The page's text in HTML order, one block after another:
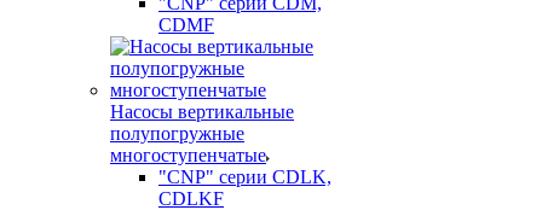
CDMF
Насосы вертикальные
полупогружные
многоступенчатые
"CNP" серии CDLK,
CDLKF